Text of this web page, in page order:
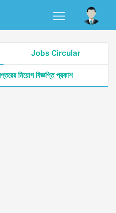
Jobs Circular
নিয়োগ বিজ্ঞপ্তি প্রকাশ